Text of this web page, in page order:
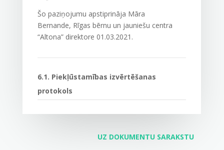
Šo paziņojumu apstiprināja Māra
Bernande, Rīgas bērnu un jauniešu centra
“Altona”direktore 01.03.2021.
6.1. Piekļūstamības izvērtēšanas
protokols
UZ DOKUMENTU SARAKSTU